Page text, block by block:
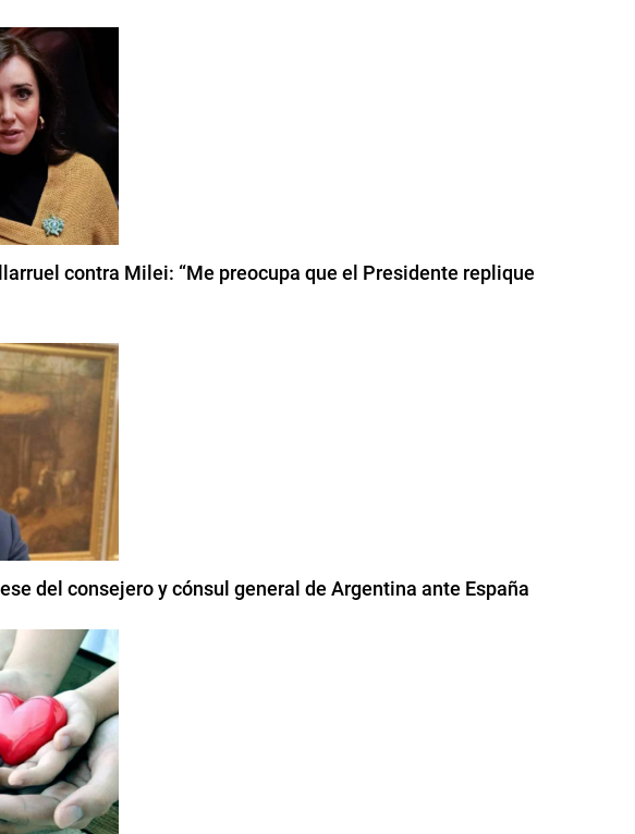
contra Milei: “Me preocupa que el Presidente replique
del consejero y cónsul general de Argentina ante España